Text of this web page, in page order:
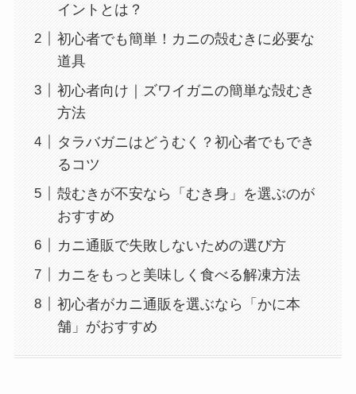
イントとは？
初心者でも簡単！カニの殻むきに必要な
道具
初心者向け｜ズワイガニの簡単な殻むき
方法
タラバガニはどうむく？初心者でもでき
るコツ
殻むきが不安なら「むき身」を選ぶのが
おすすめ
カニ通販で失敗しないための選び方
カニをもっと美味しく食べる解凍方法
初心者がカニ通販を選ぶなら「かに本
舗」がおすすめ